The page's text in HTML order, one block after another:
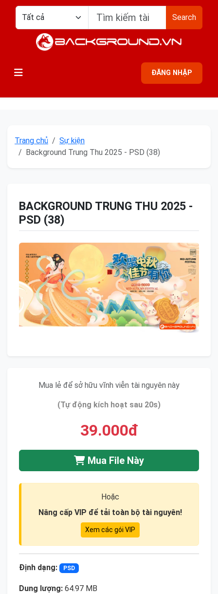
Search
ĐĂNG NHẬP
Trang chủ
Sự kiện
Background Trung Thu 2025 - PSD (38)
BACKGROUND TRUNG THU 2025 -
PSD (38)
Mua lẻ để sở hữu vĩnh viễn tài nguyên này
(Tự động kích hoạt sau 20s)
39.000đ
Mua File Này
Hoặc
Nâng cấp VIP để tải toàn bộ tài nguyên!
Xem các gói VIP
Định dạng: PSD
Dung lượng: 64.97 MB